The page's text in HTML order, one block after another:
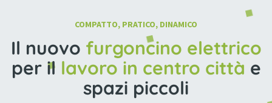
COMPATTO, PRATICO, DINAMICO
Il nuovo furgoncino elettrico
per il lavoro in centro città e
spazi piccoli